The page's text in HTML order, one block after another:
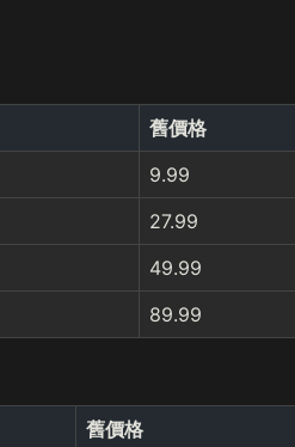
舊價格
9.99
27.99
49.99
89.99
舊價格